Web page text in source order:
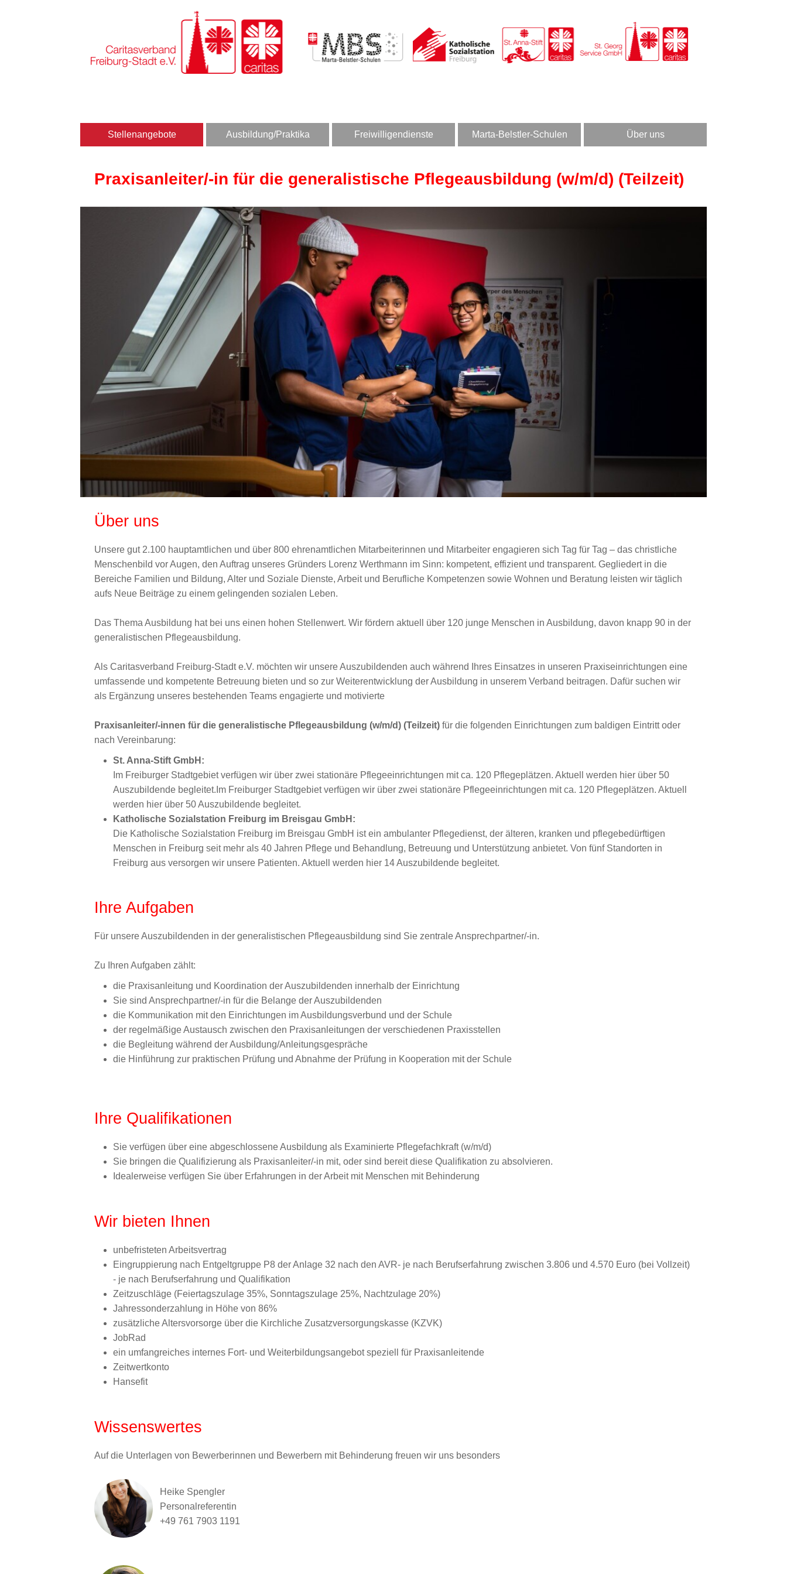
Stellenangebote Ausbildung/Praktika Freiwilligendienste Marta-Belstler-Schulen Über uns
Praxisanleiter/-in für die generalistische Pflegeausbildung (w/m/d) (Teilzeit)
Über uns
Unsere gut 2.100 hauptamtlichen und über 800 ehrenamtlichen Mitarbeiterinnen und Mitarbeiter engagieren sich Tag für Tag – das christliche
Menschenbild vor Augen, den Auftrag unseres Gründers Lorenz Werthmann im Sinn: kompetent, effizient und transparent. Gegliedert in die
Bereiche Familien und Bildung, Alter und Soziale Dienste, Arbeit und Berufliche Kompetenzen sowie Wohnen und Beratung leisten wir täglich
aufs Neue Beiträge zu einem gelingenden sozialen Leben.
Das Thema Ausbildung hat bei uns einen hohen Stellenwert. Wir fördern aktuell über 120 junge Menschen in Ausbildung, davon knapp 90 in der
generalistischen Pflegeausbildung.
Als Caritasverband Freiburg-Stadt e.V. möchten wir unsere Auszubildenden auch während Ihres Einsatzes in unseren Praxiseinrichtungen eine
umfassende und kompetente Betreuung bieten und so zur Weiterentwicklung der Ausbildung in unserem Verband beitragen. Dafür suchen wir
als Ergänzung unseres bestehenden Teams engagierte und motivierte
Praxisanleiter/-innen für die generalistische Pflegeausbildung (w/m/d) (Teilzeit) für die folgenden Einrichtungen zum baldigen Eintritt oder
nach Vereinbarung:
St. Anna-Stift GmbH:
Im Freiburger Stadtgebiet verfügen wir über zwei stationäre Pflegeeinrichtungen mit ca. 120 Pflegeplätzen. Aktuell werden hier über 50
Auszubildende begleitet.Im Freiburger Stadtgebiet verfügen wir über zwei stationäre Pflegeeinrichtungen mit ca. 120 Pflegeplätzen. Aktuell
werden hier über 50 Auszubildende begleitet.
Katholische Sozialstation Freiburg im Breisgau GmbH:
Die Katholische Sozialstation Freiburg im Breisgau GmbH ist ein ambulanter Pflegedienst, der älteren, kranken und pflegebedürftigen
Menschen in Freiburg seit mehr als 40 Jahren Pflege und Behandlung, Betreuung und Unterstützung anbietet. Von fünf Standorten in
Freiburg aus versorgen wir unsere Patienten. Aktuell werden hier 14 Auszubildende begleitet.
Ihre Aufgaben
Für unsere Auszubildenden in der generalistischen Pflegeausbildung sind Sie zentrale Ansprechpartner/-in.
Zu Ihren Aufgaben zählt:
die Praxisanleitung und Koordination der Auszubildenden innerhalb der Einrichtung
Sie sind Ansprechpartner/-in für die Belange der Auszubildenden
die Kommunikation mit den Einrichtungen im Ausbildungsverbund und der Schule
der regelmäßige Austausch zwischen den Praxisanleitungen der verschiedenen Praxisstellen
die Begleitung während der Ausbildung/Anleitungsgespräche
die Hinführung zur praktischen Prüfung und Abnahme der Prüfung in Kooperation mit der Schule
Ihre Qualifikationen
Sie verfügen über eine abgeschlossene Ausbildung als Examinierte Pflegefachkraft (w/m/d)
Sie bringen die Qualifizierung als Praxisanleiter/-in mit, oder sind bereit diese Qualifikation zu absolvieren.
Idealerweise verfügen Sie über Erfahrungen in der Arbeit mit Menschen mit Behinderung
Wir bieten Ihnen
unbefristeten Arbeitsvertrag
Eingruppierung nach Entgeltgruppe P8 der Anlage 32 nach den AVR- je nach Berufserfahrung zwischen 3.806 und 4.570 Euro (bei Vollzeit)
- je nach Berufserfahrung und Qualifikation
Zeitzuschläge (Feiertagszulage 35%, Sonntagszulage 25%, Nachtzulage 20%)
Jahressonderzahlung in Höhe von 86%
zusätzliche Altersvorsorge über die Kirchliche Zusatzversorgungskasse (KZVK)
JobRad
ein umfangreiches internes Fort- und Weiterbildungsangebot speziell für Praxisanleitende
Zeitwertkonto
Hansefit
Wissenswertes
Auf die Unterlagen von Bewerberinnen und Bewerbern mit Behinderung freuen wir uns besonders
Heike Spengler
Personalreferentin
+49 761 7903 1191